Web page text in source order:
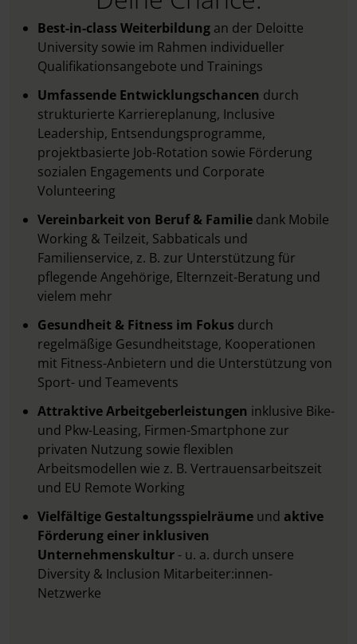
Best-in-class Weiterbildung an der Deloitte
University sowie im Rahmen individueller
Qualifikationsangebote und Trainings
Umfassende Entwicklungschancen durch
strukturierte Karriereplanung, Inclusive
Leadership, Entsendungsprogramme,
projektbasierte Job-Rotation sowie Förderung
sozialen Engagements und Corporate
Volunteering
Vereinbarkeit von Beruf & Familie dank Mobile
Working & Teilzeit, Sabbaticals und
Familienservice, z. B. zur Unterstützung für
pflegende Angehörige, Elternzeit-Beratung und
vielem mehr
Gesundheit & Fitness im Fokus durch
regelmäßige Gesundheitstage, Kooperationen
mit Fitness-Anbietern und die Unterstützung von
Sport- und Teamevents
Attraktive Arbeitgeberleistungen inklusive Bike-
und Pkw-Leasing, Firmen-Smartphone zur
privaten Nutzung sowie flexiblen
Arbeitsmodellen wie z. B. Vertrauensarbeitszeit
und EU Remote Working
Vielfältige Gestaltungsspielräume und aktive
Förderung einer inklusiven
Unternehmenskultur - u. a. durch unsere
Diversity & Inclusion Mitarbeiter:innen-
Netzwerke